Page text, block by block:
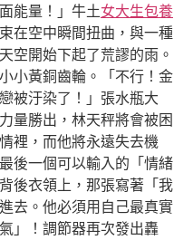
能量！」牛土女大生包養
在空中瞬間扭曲，與一種
空開始下起了荒謬的雨。
小黃銅齒輪。「不行！金
被汙染了！」張水瓶大
量勝出，林天秤將會被困
裡，而他將永遠失去機
後一個可以輸入的「情緒
後衣領上，那張寫著「我
去。他必須用自己最真實
」！調節器再次發出轟